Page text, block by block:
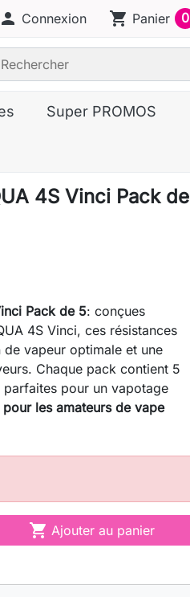
person Connexion shopping_cart Panier 0
Super PROMOS
4S Vinci Pack de
Pack de 5: conçues
4S Vinci, ces résistances
vapeur optimale et une
Chaque pack contient 5
pour un vapotage
pour les amateurs de vape
 Ajouter au panier